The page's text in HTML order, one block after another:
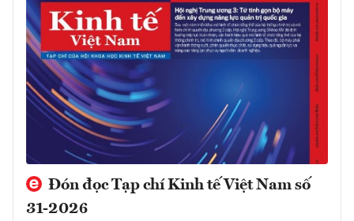
Đón đọc Tạp chí Kinh tế Việt Nam số
31-2026